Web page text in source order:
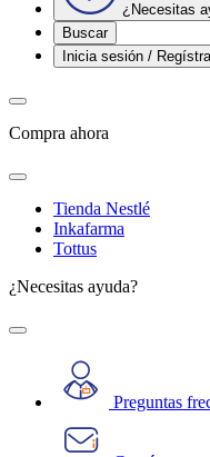
¿Necesitas
Buscar
Inicia sesión /
Compra ahora
Tienda Nestlé
Inkafarma
Tottus
¿Necesitas ayuda?
Preguntas